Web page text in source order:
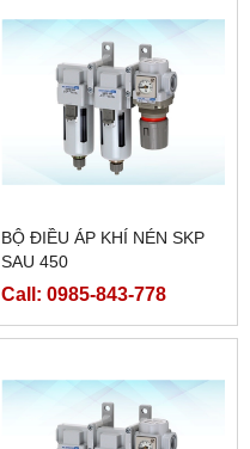
BỘ ĐIỀU ÁP KHÍ NÉN SKP
SAU 450
Call: 0985-843-778